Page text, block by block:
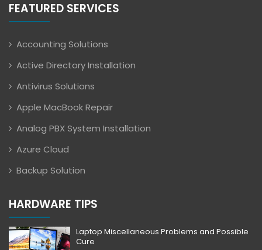
FEATURED SERVICES
Accounting Solutions
Active Directory Installation
Antivirus Solutions
Apple MacBook Repair
Analog PBX System Installation
Azure Cloud
Backup Solution
HARDWARE TIPS
Laptop Miscellaneous Problems and Possible
Cure